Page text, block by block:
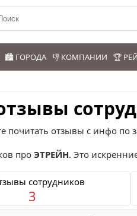
🏙️ ГОРОДА 👎 КОМПАНИИ 🏆
почитать отзывы с инфо по
про ЭТРЕЙН. Это
сотрудников
3